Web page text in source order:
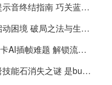
结指南 巧关蓝量不足音效
境 破局之法与生存真相
题 解锁流畅体验的破局之法
失之谜 是bug还是市场异动